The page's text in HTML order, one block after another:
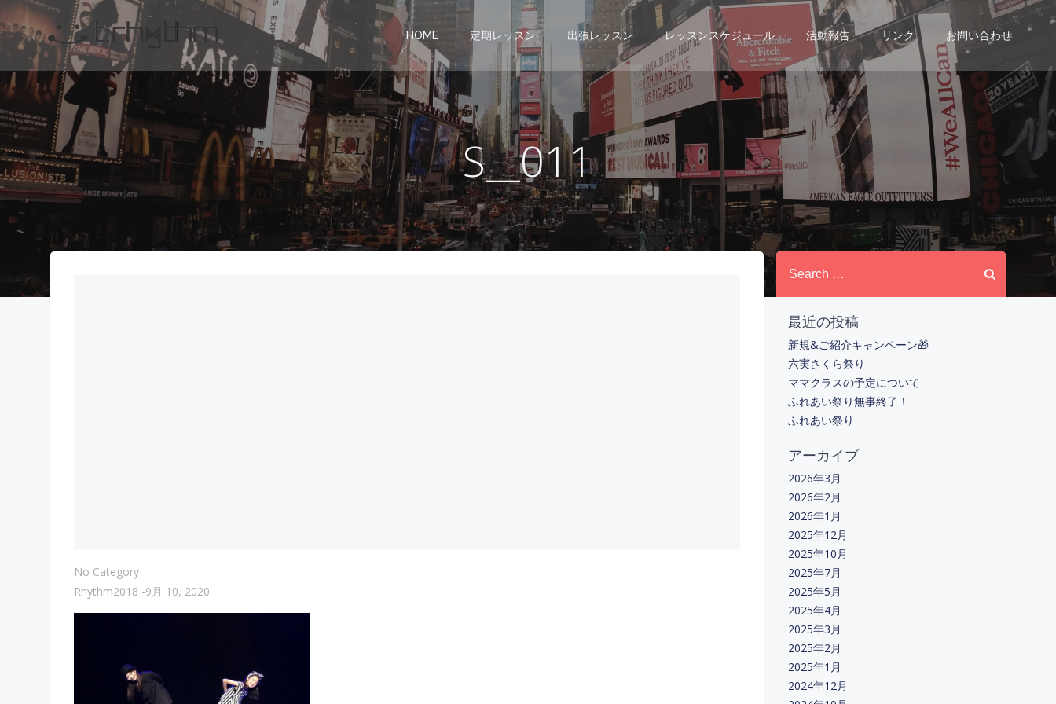
コ
ン
ツ
ス
ッ
プ
HOME 定期レッスン 出張レッスン レッスンスケジュール 活動報告 リンク お問い合わせ
S__011
No Category
Rhythm2018 -9月 10, 2020
Search
for:
最近の投稿
新規&ご紹介キャンペーン🎁
六実さくら祭り
ママクラスの予定について
ふれあい祭り無事終了！
ふれあい祭り
アーカイブ
2026年3月
2026年2月
2026年1月
2025年12月
2025年10月
2025年7月
2025年5月
2025年4月
2025年3月
2025年2月
2025年1月
2024年12月